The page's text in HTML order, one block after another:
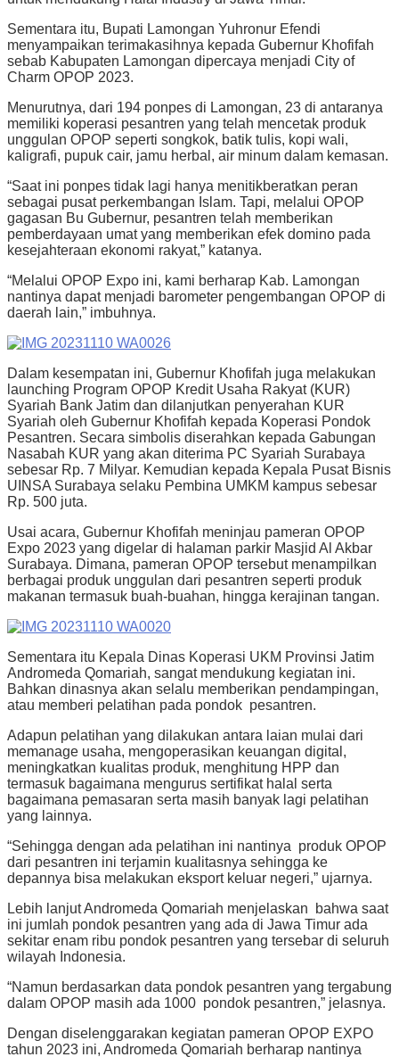
Sementara itu, Bupati Lamongan Yuhronur Efendi
menyampaikan terimakasihnya kepada Gubernur Khofifah
sebab Kabupaten Lamongan dipercaya menjadi City of
Charm OPOP 2023.
Menurutnya, dari 194 ponpes di Lamongan, 23 di antaranya
memiliki koperasi pesantren yang telah mencetak produk
unggulan OPOP seperti songkok, batik tulis, kopi wali,
kaligrafi, pupuk cair, jamu herbal, air minum dalam kemasan.
“Saat ini ponpes tidak lagi hanya menitikberatkan peran
sebagai pusat perkembangan Islam. Tapi, melalui OPOP
gagasan Bu Gubernur, pesantren telah memberikan
pemberdayaan umat yang memberikan efek domino pada
kesejahteraan ekonomi rakyat,” katanya.
“Melalui OPOP Expo ini, kami berharap Kab. Lamongan
nantinya dapat menjadi barometer pengembangan OPOP di
daerah lain,” imbuhnya.
Dalam kesempatan ini, Gubernur Khofifah juga melakukan
launching Program OPOP Kredit Usaha Rakyat (KUR)
Syariah Bank Jatim dan dilanjutkan penyerahan KUR
Syariah oleh Gubernur Khofifah kepada Koperasi Pondok
Pesantren. Secara simbolis diserahkan kepada Gabungan
Nasabah KUR yang akan diterima PC Syariah Surabaya
sebesar Rp. 7 Milyar. Kemudian kepada Kepala Pusat Bisnis
UINSA Surabaya selaku Pembina UMKM kampus sebesar
Rp. 500 juta.
Usai acara, Gubernur Khofifah meninjau pameran OPOP
Expo 2023 yang digelar di halaman parkir Masjid Al Akbar
Surabaya. Dimana, pameran OPOP tersebut menampilkan
berbagai produk unggulan dari pesantren seperti produk
makanan termasuk buah-buahan, hingga kerajinan tangan.
Sementara itu Kepala Dinas Koperasi UKM Provinsi Jatim
Andromeda Qomariah, sangat mendukung kegiatan ini.
Bahkan dinasnya akan selalu memberikan pendampingan,
atau memberi pelatihan pada pondok pesantren.
Adapun pelatihan yang dilakukan antara laian mulai dari
memanage usaha, mengoperasikan keuangan digital,
meningkatkan kualitas produk, menghitung HPP dan
termasuk bagaimana mengurus sertifikat halal serta
bagaimana pemasaran serta masih banyak lagi pelatihan
yang lainnya.
“Sehingga dengan ada pelatihan ini nantinya produk OPOP
dari pesantren ini terjamin kualitasnya sehingga ke
depannya bisa melakukan eksport keluar negeri,” ujarnya.
Lebih lanjut Andromeda Qomariah menjelaskan bahwa saat
ini jumlah pondok pesantren yang ada di Jawa Timur ada
sekitar enam ribu pondok pesantren yang tersebar di seluruh
wilayah Indonesia.
“Namun berdasarkan data pondok pesantren yang tergabung
dalam OPOP masih ada 1000 pondok pesantren,” jelasnya.
Dengan diselenggarakan kegiatan pameran OPOP EXPO
tahun 2023 ini, Andromeda Qomariah berharap nantinya